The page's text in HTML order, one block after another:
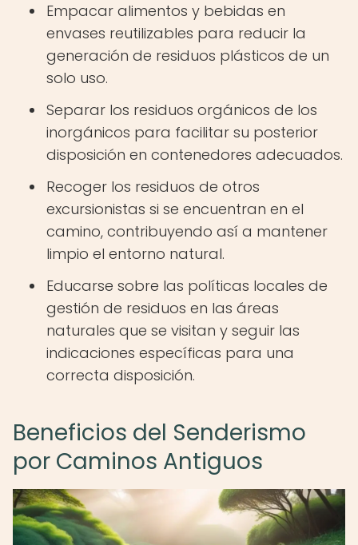
Empacar alimentos y bebidas en
envases reutilizables para reducir la
generación de residuos plásticos de un
solo uso.
Separar los residuos orgánicos de los
inorgánicos para facilitar su posterior
disposición en contenedores adecuados.
Recoger los residuos de otros
excursionistas si se encuentran en el
camino, contribuyendo así a mantener
limpio el entorno natural.
Educarse sobre las políticas locales de
gestión de residuos en las áreas
naturales que se visitan y seguir las
indicaciones específicas para una
correcta disposición.
Beneficios del Senderismo
por Caminos Antiguos